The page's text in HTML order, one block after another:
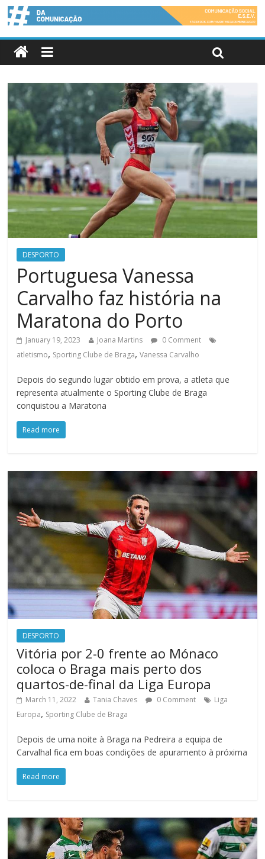
DESPORTO
Portuguesa Vanessa
Carvalho faz história na
Maratona do Porto
January 19, 2023 Joana Martins
0 Comment
atletismo, Sporting Clube de Braga,Vanessa Carvalho
Depois do segundo lugar obtido em prova, a atleta que
representa atualmente o Sporting Clube de Braga
conquistou a Maratona
Read more
DESPORTO
Vitória por 2-0 frente ao Mónaco
coloca o Braga mais perto dos
quartos-de-final da Liga Europa
March 11, 2022 Tania Chaves 0 Comment
Liga
Europa, Sporting Clube de Braga
Depois de uma noite à Braga na Pedreira a equipa de
Carvalhal fica em boas condições de apuramento à próxima
Read more